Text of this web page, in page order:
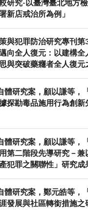
研究-以臺灣臺北地方
新店戒治所為例」
與犯罪防治研究專刊第
向全人復元：以建構全
與突破藥癮者全人復元
體研究案，顧以謙等，
探勘毒品施用行為創新
體研究案，顧以謙等，
第二階段先導研究－兼
犯罪之關聯性」研究成
體研究案，鄭元皓等，
發展與社區轉銜措施之